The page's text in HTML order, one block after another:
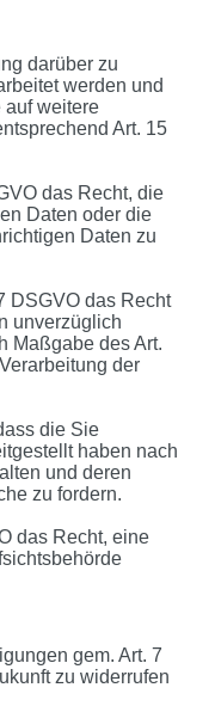
darüber zu
werden und
auf weitere
Art. 15
das Recht, die
Daten oder die
Daten zu
DSGVO das Recht
unverzüglich
Maßgabe des Art.
der
die Sie
haben nach
und deren
zu fordern.
das Recht, eine
gem. Art. 7
zu widerrufen